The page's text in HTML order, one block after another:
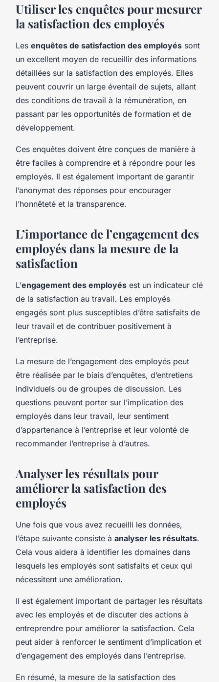
Utiliser les enquêtes pour mesurer
la satisfaction des employés
Les enquêtes de satisfaction des employés sont
un excellent moyen de recueillir des informations
détaillées sur la satisfaction des employés. Elles
peuvent couvrir un large éventail de sujets, allant
des conditions de travail à la rémunération, en
passant par les opportunités de formation et de
développement.
Ces enquêtes doivent être conçues de manière à
être faciles à comprendre et à répondre pour les
employés. Il est également important de garantir
l’anonymat des réponses pour encourager
l’honnêteté et la transparence.
L’importance de l’engagement des
employés dans la mesure de la
satisfaction
L’engagement des employés est un indicateur clé
de la satisfaction au travail. Les employés
engagés sont plus susceptibles d’être satisfaits de
leur travail et de contribuer positivement à
l’entreprise.
La mesure de l’engagement des employés peut
être réalisée par le biais d’enquêtes, d’entretiens
individuels ou de groupes de discussion. Les
questions peuvent porter sur l’implication des
employés dans leur travail, leur sentiment
d’appartenance à l’entreprise et leur volonté de
recommander l’entreprise à d’autres.
Analyser les résultats pour
améliorer la satisfaction des
employés
Une fois que vous avez recueilli les données,
l’étape suivante consiste à analyser les résultats.
Cela vous aidera à identifier les domaines dans
lesquels les employés sont satisfaits et ceux qui
nécessitent une amélioration.
Il est également important de partager les résultats
avec les employés et de discuter des actions à
entreprendre pour améliorer la satisfaction. Cela
peut aider à renforcer le sentiment d’implication et
d’engagement des employés dans l’entreprise.
En résumé, la mesure de la satisfaction des